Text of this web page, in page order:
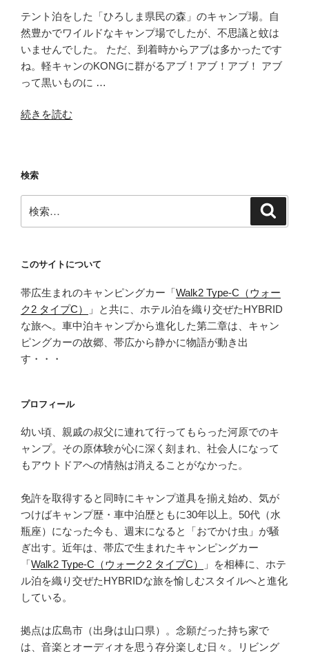
テント泊をした「ひろしま県民の森」のキャンプ場。自
然豊かでワイルドなキャンプ場でしたが、不思議と蚊は
いませんでした。 ただ、到着時からアブは多かったです
ね。軽キャンのKONGに群がるアブ！アブ！アブ！ アブ
って黒いものに …
“虫
れ
ば
最
高
キ
ン
プ
場-
UF
シ
カ
ッ
プ
900
袋
麺”
の
続きを読む
検索
索:
このサイトについて
帯広生まれのキャンピングカー「Walk2 Type‑C（ウォー
ク2 タイプC）
」と共に、ホテル泊を織り交ぜたHYBRID
な旅へ。車中泊キャンプから進化した第二章は、キャン
ピングカーの故郷、帯広から静かに物語が動き出
す・・・
プロフィール
幼い頃、親戚の叔父に連れて行ってもらった河原でのキ
ャンプ。その原体験が心に深く刻まれ、社会人になって
もアウトドアへの情熱は消えることがなかった。
免許を取得すると同時にキャンプ道具を揃え始め、気が
つけばキャンプ歴・車中泊歴ともに30年以上。50代（水
瓶座）になった今も、週末になると「おでかけ虫」が騒
ぎ出す。近年は、帯広で生まれたキャンピングカー
「Walk2 Type‑C（ウォーク2 タイプC）
」を相棒に、ホテ
ル泊を織り交ぜたHYBRIDな旅を愉しむスタイルへと進化
している。
拠点は広島市（出身は山口県）。念願だった持ち家で
は、音楽とオーディオを思う存分楽しむ日々。リビング